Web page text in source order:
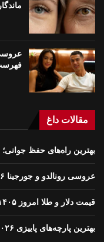
ماندگار
مقالات داغ
بهترین راه‌های حفظ جوانی؛
عروسی رونالدو و جورجینا ۲۰۲۶؛ ۱۰ چهره خارج از فهرست
قیمت دلار و طلا امروز ۱۴۰۵؛ سکه دوباره گران شد
بهترین پارچه‌های پاییزی ۲۰۲۶؛ انتخابی شیک و کاربردی